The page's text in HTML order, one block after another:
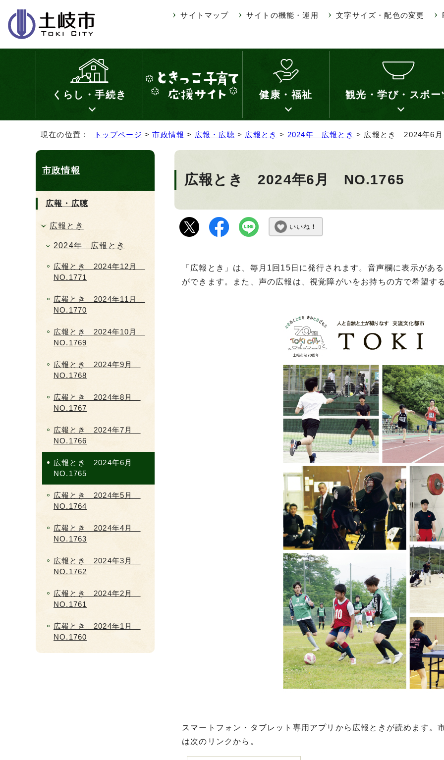
サイトマップ サイトの機能・運用 文字サイズ・配色の変更
くらし・手続き 健康・福祉 観光・学び・スポー
現在の位置： トップページ >市政情報 > 広報・広聴 > 広報とき > 2024年 広報とき > 広報とき 2024年6
広報とき 2024年6月 NO.1765
いいね！
「広報とき」は、毎月1回15日に発行されます。音声欄に表示があ
ができます。また、声の広報は、視覚障がいをお持ちの方で希望す
スマートフォン・タブレット専用アプリから広報ときが読めます。
は次のリンクから。
市政情報
広報・広聴
広報とき
2024年 広報とき
広報とき 2024年12月
NO.1771
広報とき 2024年11月
NO.1770
広報とき 2024年10月
NO.1769
広報とき 2024年9月
NO.1768
広報とき 2024年8月
NO.1767
広報とき 2024年7月
NO.1766
広報とき 2024年6月
NO.1765
広報とき 2024年5月
NO.1764
広報とき 2024年4月
NO.1763
広報とき 2024年3月
NO.1762
広報とき 2024年2月
NO.1761
広報とき 2024年1月
NO.1760